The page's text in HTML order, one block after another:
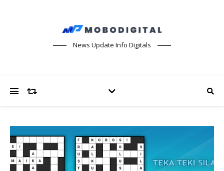
News Update Info Digitals